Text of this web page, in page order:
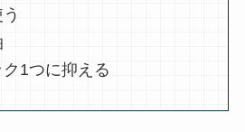
1つに抑える